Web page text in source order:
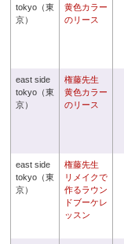
tokyo（東
京）
黄色カラー
のリース
east side
tokyo（東
京）
権藤先生
黄色カラー
のリース
east side
tokyo（東
京）
権藤先生
リメイクで
作るラウン
ドブーケレ
ッスン